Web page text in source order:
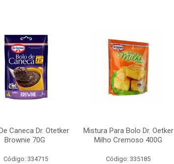
Caneca Dr. Otetker
Brownie 70G
Código: 334715
Mistura Para Bolo Dr. Oetker
Milho Cremoso 400G
Código: 335185